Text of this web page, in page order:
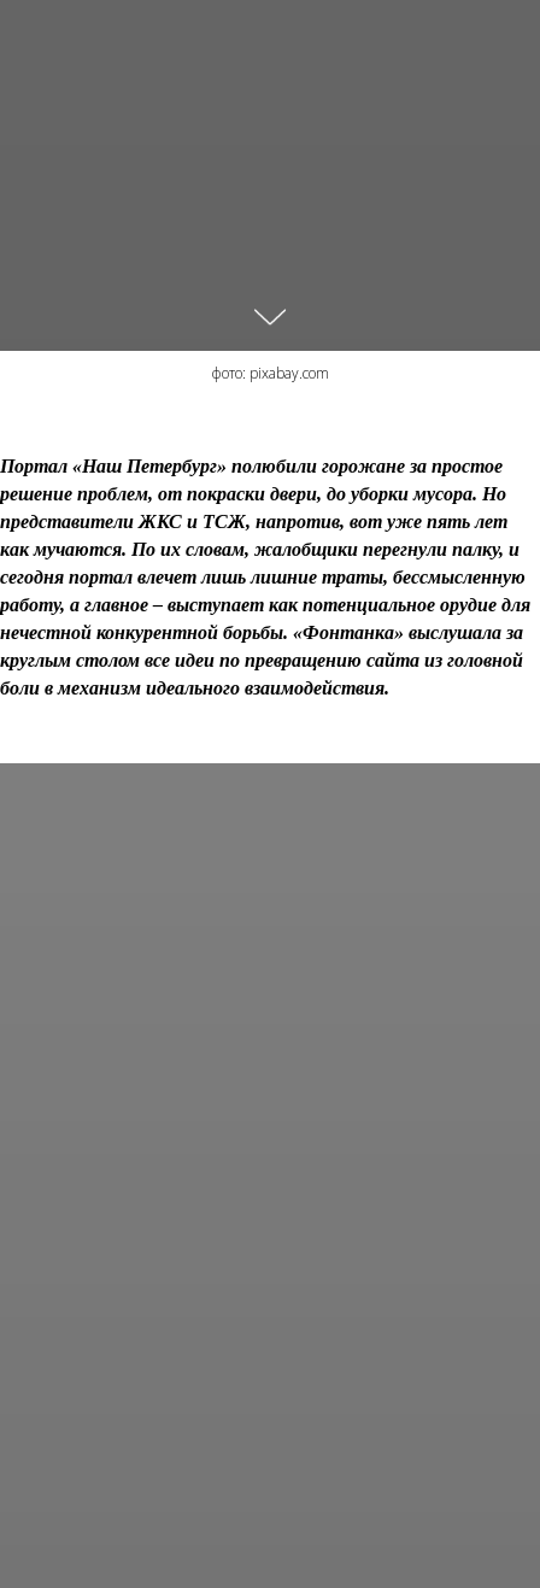
фото: pixabay.com
Портал «Наш Петербург» полюбили горожане за простое
решение проблем, от покраски двери, до уборки мусора. Но
представители ЖКС и ТСЖ, напротив, вот уже пять лет
как мучаются. По их словам, жалобщики перегнули палку, и
сегодня портал влечет лишь лишние траты, бессмысленную
работу, а главное – выступает как потенциальное орудие для
нечестной конкурентной борьбы. «Фонтанка» выслушала за
круглым столом все идеи по превращению сайта из головной
боли в механизм идеального взаимодействия.